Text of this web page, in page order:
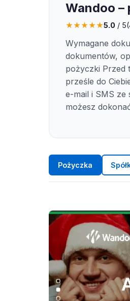
Wandoo –
★★★★★5.0 / 5(
Wymagane
dokumentów,
pożyczki Przed
prześle do
e-mail i SMS ze
możesz
Pożyczka